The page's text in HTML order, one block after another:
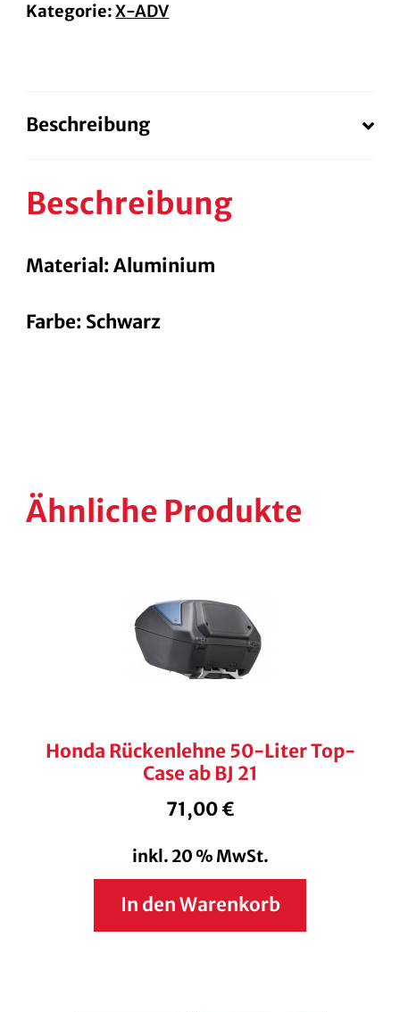
BJ.
Kategorie:X-ADV
Beschreibung
Beschreibung
Material: Aluminium
Farbe: Schwarz
Ähnliche Produkte
Honda Rückenlehne 50-Liter Top-
Case ab BJ 21
71,00€
inkl. 20 % MwSt.
In den Warenkorb